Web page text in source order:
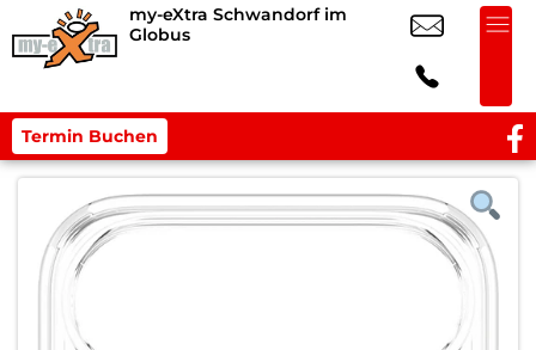
my-eXtra Schwandorf im
Globus
Termin Buchen